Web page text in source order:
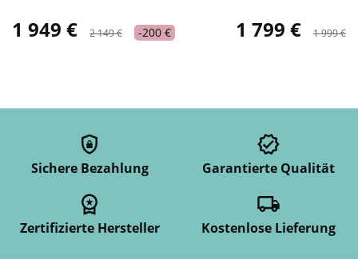
1 949 € 2 149 € -200 € 1 799 € 1 999 €
Sichere Bezahlung Garantierte Qualität
Zertifizierte Hersteller Kostenlose Lieferung